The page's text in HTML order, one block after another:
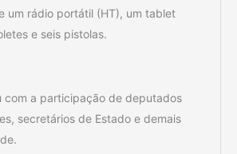
um rádio portátil (HT), um tablet
e seis pistolas.
com a participação de deputados
secretários de Estado e demais